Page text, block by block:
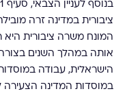
ציבורית במדינה זרה
המונח משרה ציבורית היא
אותה במהלך השנים
הישראלית, עבודה
במוסדות המדינה הצעירה לפני 1951, נחשבת למשרה